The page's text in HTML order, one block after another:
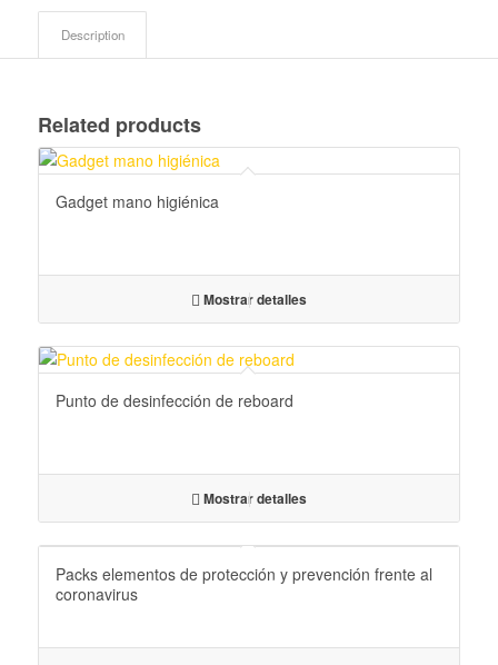
Description
Related products
Gadget mano higiénica
Mostrar detalles
Punto de desinfección de reboard
Mostrar detalles
Packs elementos de protección y prevención frente al
coronavirus